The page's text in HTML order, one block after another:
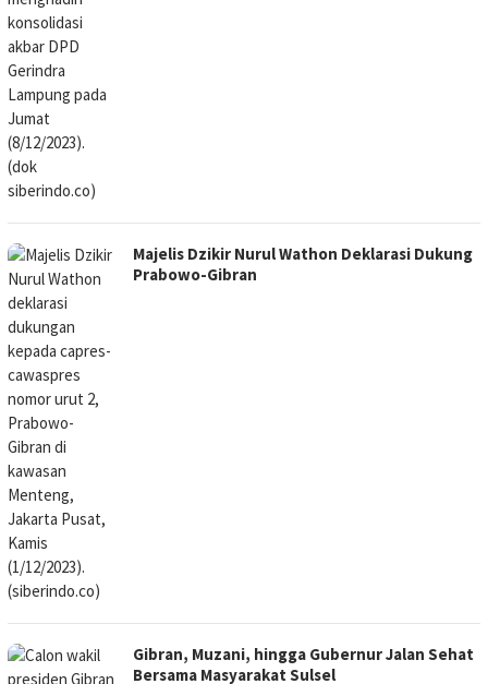
Majelis Dzikir Nurul Wathon Deklarasi Dukung
Prabowo-Gibran
Gibran, Muzani, hingga Gubernur Jalan Sehat
Bersama Masyarakat Sulsel